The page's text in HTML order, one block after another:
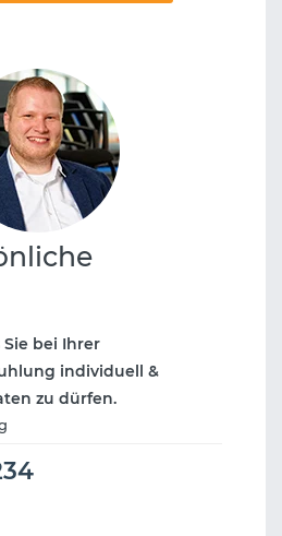
bei Ihrer
individuell &
zu dürfen.